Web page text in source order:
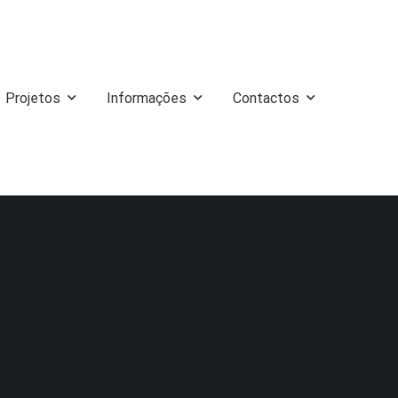
Projetos Informações Contactos